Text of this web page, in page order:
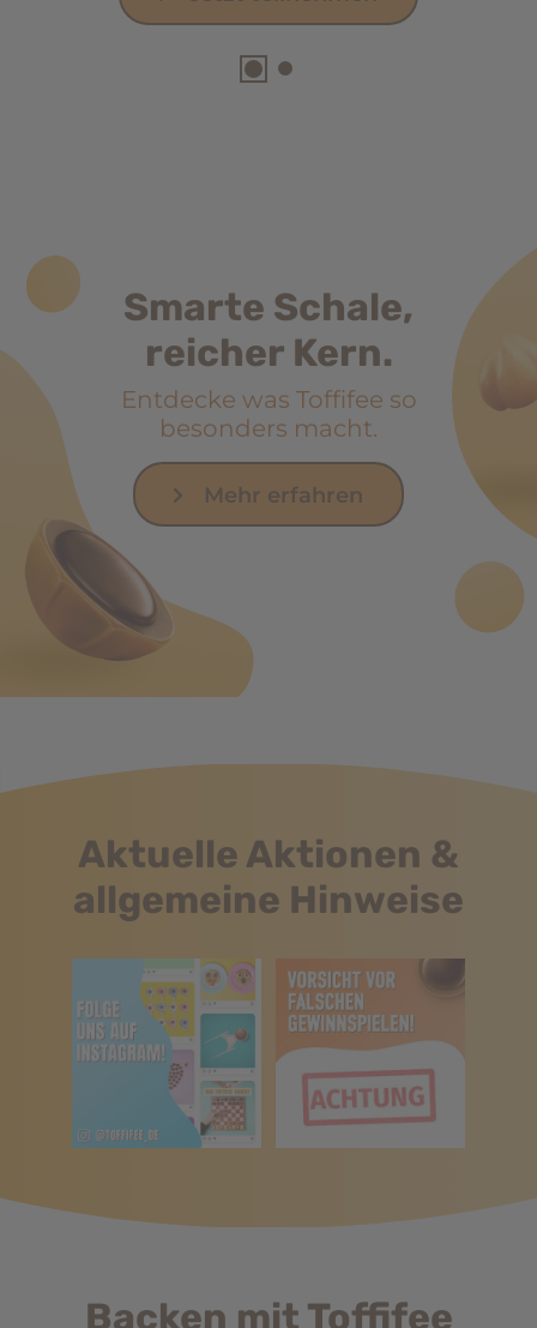
Smarte Schale,
reicher Kern.
Entdecke was Toffifee so
besonders macht.
Mehr erfahren
Aktuelle Aktionen &
allgemeine Hinweise
Backen mit Toffifee